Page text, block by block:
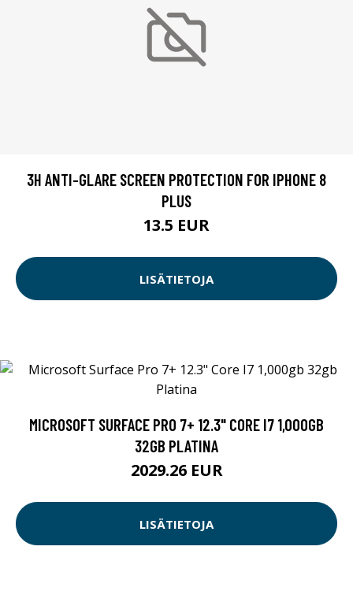
3H ANTI-GLARE SCREEN PROTECTION FOR IPHONE 8
PLUS
13.5 EUR
LISÄTIETOJA
MICROSOFT SURFACE PRO 7+ 12.3" CORE I7 1,000GB
32GB PLATINA
2029.26 EUR
LISÄTIETOJA